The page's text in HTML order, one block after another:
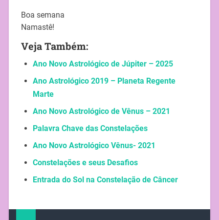
Boa semana
Namastê!
Veja Também:
Ano Novo Astrológico de Júpiter – 2025
Ano Astrológico 2019 – Planeta Regente
Marte
Ano Novo Astrológico de Vênus – 2021
Palavra Chave das Constelações
Ano Novo Astrológico Vênus- 2021
Constelações e seus Desafios
Entrada do Sol na Constelação de Câncer